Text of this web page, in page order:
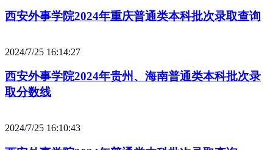
西安外事学院2024年重庆普通类本科批次录取查询
2024/7/25 16:14:27
西安外事学院2024年贵州、海南普通类本科批次录
取分数线
2024/7/25 16:10:43